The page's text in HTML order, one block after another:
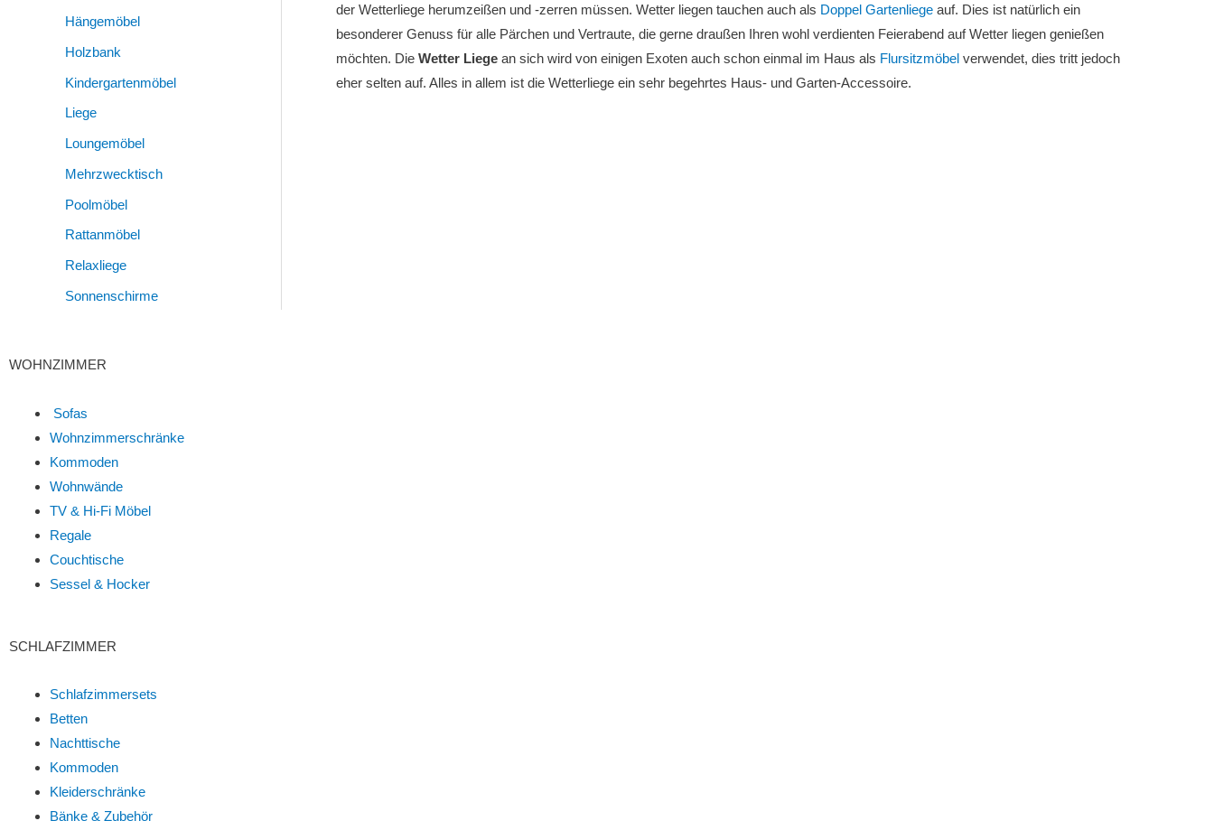
Hängemöbel
Holzbank
Kindergartenmöbel
Liege
Loungemöbel
Mehrzwecktisch
Poolmöbel
Rattanmöbel
Relaxliege
Sonnenschirme
der Wetterliege herumzeißen und -zerren müssen. Wetter liegen tauchen auch als Doppel Gartenliege auf. Dies ist natürlich ein
besonderer Genuss für alle Pärchen und Vertraute, die gerne draußen Ihren wohl verdienten Feierabend auf Wetter liegen genießen
möchten. Die Wetter Liege an sich wird von einigen Exoten auch schon einmal im Haus als Flursitzmöbel verwendet, dies tritt jedoch
eher selten auf. Alles in allem ist die Wetterliege ein sehr begehrtes Haus- und Garten-Accessoire.
WOHNZIMMER
Sofas
Wohnzimmerschränke
Kommoden
Wohnwände
TV & Hi-Fi Möbel
Regale
Couchtische
Sessel & Hocker
SCHLAFZIMMER
Schlafzimmersets
Betten
Nachttische
Kommoden
Kleiderschränke
Bänke & Zubehör